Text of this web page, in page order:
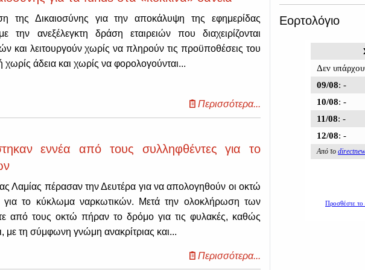
της Δικαιοσύνης για την αποκάλυψη της εφημερίδας
την ανεξέλεγκτη δράση εταιρειών που διαχειρίζονται
και λειτουργούν χωρίς να πληρούν τις προϋποθέσεις του
χωρίς άδεια και χωρίς να φορολογούνται...
Περισσότερα...
εννέα από τους συλληφθέντες για το
Λαμίας πέρασαν την Δευτέρα για να απολογηθούν οι οκτώ
για το κύκλωμα ναρκωτικών. Μετά την ολοκλήρωση των
από τους οκτώ πήραν το δρόμο για τις φυλακές, καθώς
με τη σύμφωνη γνώμη ανακρίτριας και...
Περισσότερα...
Εορτολόγιο